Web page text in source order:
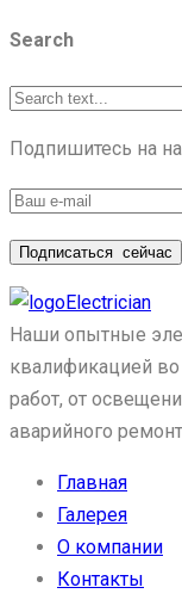
Search
Подпишитесь на
Подписаться сейчас
Electrician
Наши опытные
квалификацией
работ, от
аварийного
Главная
Галерея
О компании
Контакты